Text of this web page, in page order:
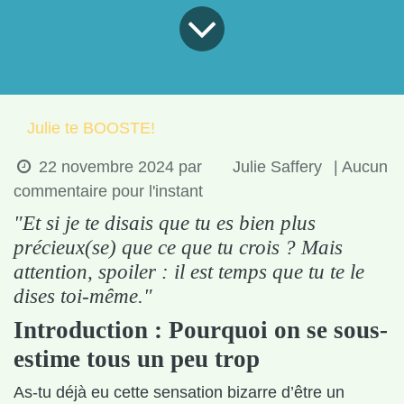
Julie te BOOSTE!
22 novembre 2024 par Julie Saffery |
Aucun commentaire pour l'instant
"Et si je te disais que tu es bien plus
précieux(se) que ce que tu crois ? Mais
attention, spoiler : il est temps que tu te le
dises toi-même."
Introduction : Pourquoi on se sous-
estime tous un peu trop
As-tu déjà eu cette sensation bizarre d’être un